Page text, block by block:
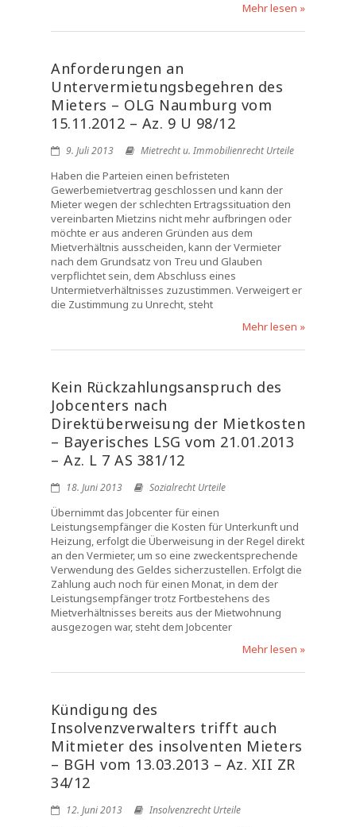
Mehr lesen »
Anforderungen an
Untervermietungsbegehren des
Mieters – OLG Naumburg vom
15.11.2012 – Az. 9 U 98/12
9. Juli 2013 Mietrecht u. Immobilienrecht Urteile
Haben die Parteien einen befristeten
Gewerbemietvertrag geschlossen und kann der
Mieter wegen der schlechten Ertragssituation den
vereinbarten Mietzins nicht mehr aufbringen oder
möchte er aus anderen Gründen aus dem
Mietverhältnis ausscheiden, kann der Vermieter
nach dem Grundsatz von Treu und Glauben
verpflichtet sein, dem Abschluss eines
Untermietverhältnisses zuzustimmen. Verweigert er
die Zustimmung zu Unrecht, steht
Mehr lesen »
Kein Rückzahlungsanspruch des
Jobcenters nach
Direktüberweisung der Mietkosten
– Bayerisches LSG vom 21.01.2013
– Az. L 7 AS 381/12
18. Juni 2013 Sozialrecht Urteile
Übernimmt das Jobcenter für einen
Leistungsempfänger die Kosten für Unterkunft und
Heizung, erfolgt die Überweisung in der Regel direkt
an den Vermieter, um so eine zweckentsprechende
Verwendung des Geldes sicherzustellen. Erfolgt die
Zahlung auch noch für einen Monat, in dem der
Leistungsempfänger trotz Fortbestehens des
Mietverhältnisses bereits aus der Mietwohnung
ausgezogen war, steht dem Jobcenter
Mehr lesen »
Kündigung des
Insolvenzverwalters trifft auch
Mitmieter des insolventen Mieters
– BGH vom 13.03.2013 – Az. XII ZR
34/12
12. Juni 2013 Insolvenzrecht Urteile